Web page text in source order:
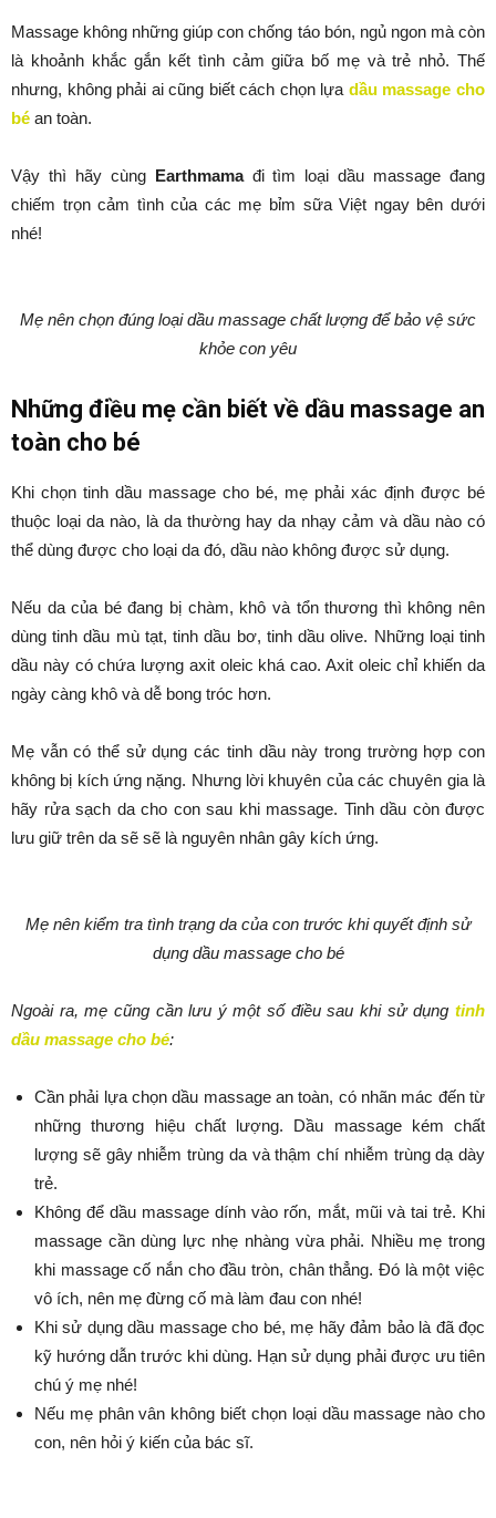
Massage không những giúp con chống táo bón, ngủ ngon mà còn
là khoảnh khắc gắn kết tình cảm giữa bố mẹ và trẻ nhỏ. Thế
nhưng, không phải ai cũng biết cách chọn lựa dầu massage cho
bé an toàn.
Vậy thì hãy cùng Earthmamađi tìm loại dầu massage đang
chiếm trọn cảm tình của các mẹ bỉm sữa Việt ngay bên dưới
nhé!
Mẹ nên chọn đúng loại dầu massage chất lượng để bảo vệ sức
khỏe con yêu
Những điều mẹ cần biết về dầu massage an
toàn cho bé
Khi chọn tinh dầu massage cho bé, mẹ phải xác định được bé
thuộc loại da nào, là da thường hay da nhạy cảm và dầu nào có
thể dùng được cho loại da đó, dầu nào không được sử dụng.
Nếu da của bé đang bị chàm, khô và tổn thương thì không nên
dùng tinh dầu mù tạt, tinh dầu bơ, tinh dầu olive. Những loại tinh
dầu này có chứa lượng axit oleic khá cao. Axit oleic chỉ khiến da
ngày càng khô và dễ bong tróc hơn.
Mẹ vẫn có thể sử dụng các tinh dầu này trong trường hợp con
không bị kích ứng nặng. Nhưng lời khuyên của các chuyên gia là
hãy rửa sạch da cho con sau khi massage. Tinh dầu còn được
lưu giữ trên da sẽ sẽ là nguyên nhân gây kích ứng.
Mẹ nên kiểm tra tình trạng da của con trước khi quyết định sử
dụng dầu massage cho bé
Ngoài ra, mẹ cũng cần lưu ý một số điều sau khi sử dụng tinh
dầu massage cho bé:
Cần phải lựa chọn dầu massage an toàn, có nhãn mác đến từ
những thương hiệu chất lượng. Dầu massage kém chất
lượng sẽ gây nhiễm trùng da và thậm chí nhiễm trùng dạ dày
trẻ.
Không để dầu massage dính vào rốn, mắt, mũi và tai trẻ. Khi
massage cần dùng lực nhẹ nhàng vừa phải. Nhiều mẹ trong
khi massage cố nắn cho đầu tròn, chân thẳng. Đó là một việc
vô ích, nên mẹ đừng cố mà làm đau con nhé!
Khi sử dụng dầu massage cho bé, mẹ hãy đảm bảo là đã đọc
kỹ hướng dẫn trước khi dùng. Hạn sử dụng phải được ưu tiên
chú ý mẹ nhé!
Nếu mẹ phân vân không biết chọn loại dầu massage nào cho
con, nên hỏi ý kiến của bác sĩ.